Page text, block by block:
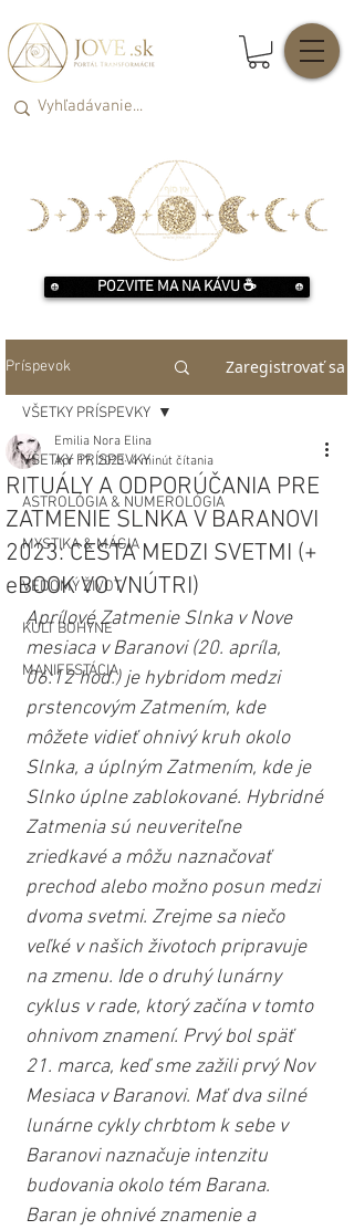
POZVITE MA NA KÁVU ☕️
Príspevok Zaregistrovať sa
VŠETKY PRÍSPEVKY
ASTROLÓGIA & NUMEROLÓGIA
MYSTIKA & MÁGIA
VEDOMÝ ŽIVOT
KULT BOHYNE
MANIFESTÁCIA
VŠETKY PRÍSPEVKY
RITUÁLY A ODPORÚČANIA PRE
ZATMENIE SLNKA V BARANOVI
2023: CESTA MEDZI SVETMI (+
eBOOK VO VNÚTRI)
Emilia Nora Elina
Apr 17, 2023 4 minút čítania
Aprílové Zatmenie Slnka v Nove
mesiaca v Baranovi (20. apríla,
06:12 hod.) je hybridom medzi
prstencovým Zatmením, kde
môžete vidieť ohnivý kruh okolo
Slnka, a úplným Zatmením, kde je
Slnko úplne zablokované. Hybridné
Zatmenia sú neuveriteľne
zriedkavé a môžu naznačovať
prechod alebo možno posun medzi
dvoma svetmi. Zrejme sa niečo
veľké v našich životoch pripravuje
na zmenu. Ide o druhý lunárny
cyklus v rade, ktorý začína v tomto
ohnivom znamení. Prvý bol späť
21. marca, keď sme zažili prvý Nov
Mesiaca v Baranovi. Mať dva silné
lunárne cykly chrbtom k sebe v
Baranovi naznačuje intenzitu
budovania okolo tém Barana.
Baran je ohnivé znamenie a